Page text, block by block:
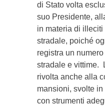
di Stato volta
suo Presidente,
in materia di illeciti
stradale, poiché
registra un
stradale e vittime.
rivolta anche alla
mansioni, svolte
con strumenti